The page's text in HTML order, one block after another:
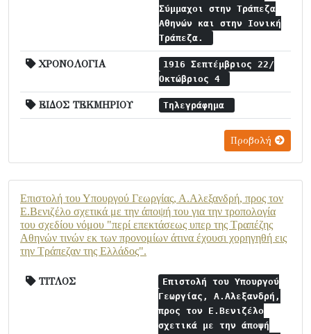
Σύμμαχοι στην Τράπεζα
Αθηνών και στην Ιονική
Τράπεζα.
ΧΡΟΝΟΛΟΓΙΑ
1916 Σεπτέμβριος 22/
Οκτώβριος 4
ΕΙΔΟΣ ΤΕΚΜΗΡΙΟΥ Τηλεγράφημα
Προβολή
Επιστολή του Υπουργού Γεωργίας, Α.Αλεξανδρή, προς τον
Ε.Βενιζέλο σχετικά με την άποψή του για την τροπολογία
του σχεδίου νόμου "περί επεκτάσεως υπερ της Τραπέζης
Αθηνών τινών εκ των προνομίων άτινα έχουσι χορηγηθή εις
την Τράπεζαν της Ελλάδος".
ΤΙΤΛΟΣ
Επιστολή του Υπουργού
Γεωργίας, Α.Αλεξανδρή,
προς τον Ε.Βενιζέλο
σχετικά με την άποψή